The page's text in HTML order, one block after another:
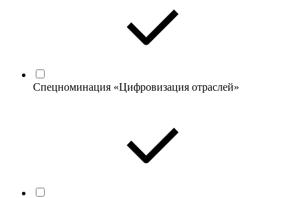
Спецноминация «Цифровизация отраслей»